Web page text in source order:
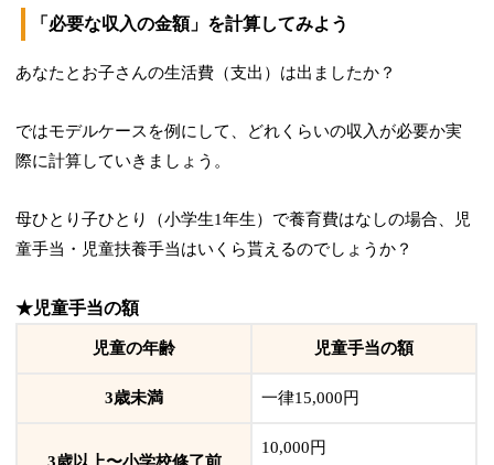
「必要な収入の金額」を計算してみよう
あなたとお子さんの生活費（支出）は出ましたか？
ではモデルケースを例にして、どれくらいの収入が必要か実
際に計算していきましょう。
母ひとり子ひとり（小学生1年生）で養育費はなしの場合、児
童手当・児童扶養手当はいくら貰えるのでしょうか？
★児童手当の額
児童の年齢 児童手当の額
3歳未満 一律15,000円
10,000円